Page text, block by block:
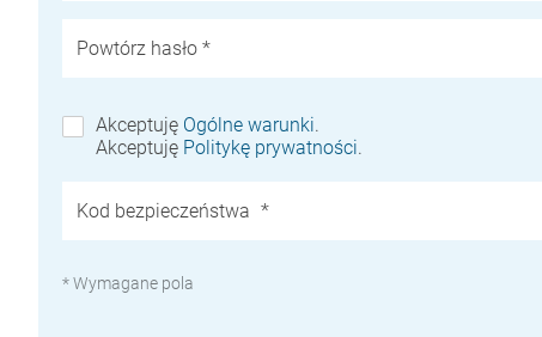
Powtórz hasło *
Akceptuję Ogólne warunki.
Akceptuję Politykę prywatności.
Kod bezpieczeństwa
* Wymagane pola